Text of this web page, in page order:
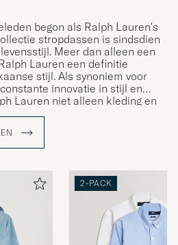
begon als Ralph Lauren's
stropdassen is sindsdien
Meer dan alleen een
Lauren een definitie
stijl. Als synoniem voor
innovatie in stijl en
Lauren niet alleen kleding en
2-PACK